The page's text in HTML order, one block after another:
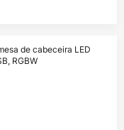
de cabeceira LED
RGBW